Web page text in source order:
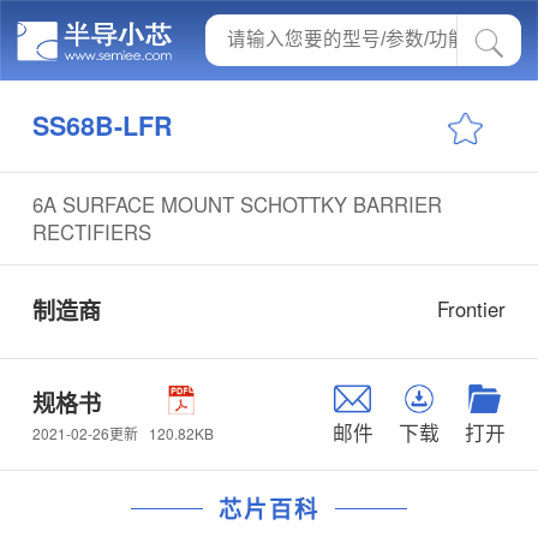
SS68B-LFR
6A SURFACE MOUNT SCHOTTKY BARRIER
RECTIFIERS
制造商 Frontier
规格书
2021-02-26更新 120.82KB 邮件 下载 打开
芯片百科